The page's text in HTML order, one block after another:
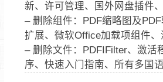
新、许可管理、国外网盘插件
– 删除组件：PDF缩略图及
扩展、微软Office加载项组件、
– 删除文件：PDFIFilter、激活
序、快速入门指南、所有多国